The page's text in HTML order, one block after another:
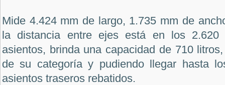
Mide 4.424 mm de largo, 1.735 mm de
la distancia entre ejes está en los
asientos, brinda una capacidad de 710
de su categoría y pudiendo llegar hasta
asientos traseros rebatidos.